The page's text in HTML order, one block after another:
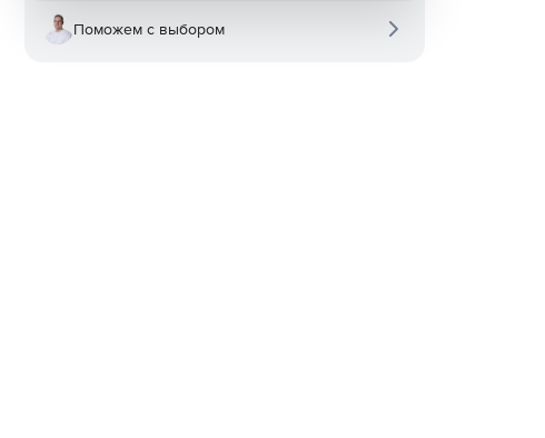
Поможем с выбором